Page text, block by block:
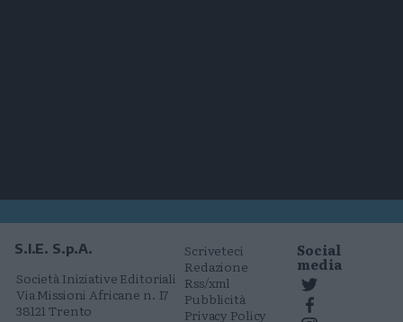
S.I.E. S.p.A.
Società Iniziative Editoriali
Via Missioni Africane n. 17
38121 Trento
Scriveteci
Redazione
Rss/xml
Pubblicità
Privacy Policy
Social
media